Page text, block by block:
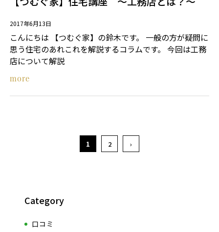
2017年6月13日
こんにちは 【つむぐ家】の鈴木です。 一般の方が疑問に
思う住宅のあれこれを解説するコラムです。 今回は工務
店について解説
more
1 2 ›
Category
口コミ